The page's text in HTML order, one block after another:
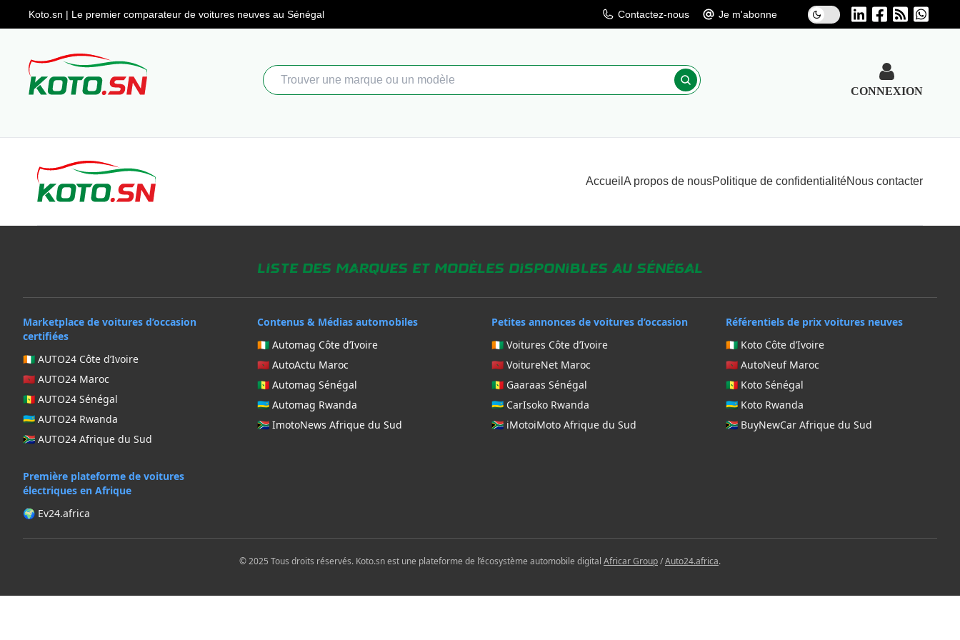
Koto.sn | Le premier comparateur de voitures neuves au Sénégal Contactez-nous Je m'abonne
CONNEXION
Accueil A propos de nousPolitique de confidentialitéNous contacter
Liste des marques et modèles disponibles au Sénégal
Marketplace de voitures d’occasion
certifiées
🇨🇮 AUTO24 Côte d’Ivoire
🇲🇦 AUTO24 Maroc
🇸🇳 AUTO24 Sénégal
🇷🇼 AUTO24 Rwanda
🇿🇦 AUTO24 Afrique du Sud
Contenus & Médias automobiles
🇨🇮 Automag Côte d’Ivoire
🇲🇦 AutoActu Maroc
🇸🇳 Automag Sénégal
🇷🇼 Automag Rwanda
🇿🇦 ImotoNews Afrique du Sud
Petites annonces de voitures d’occasion
🇨🇮 Voitures Côte d’Ivoire
🇲🇦 VoitureNet Maroc
🇸🇳 Gaaraas Sénégal
🇷🇼 CarIsoko Rwanda
🇿🇦 iMotoiMoto Afrique du Sud
Référentiels de prix voitures neuves
🇨🇮 Koto Côte d’Ivoire
🇲🇦 AutoNeuf Maroc
🇸🇳 Koto Sénégal
🇷🇼 Koto Rwanda
🇿🇦 BuyNewCar Afrique du Sud
Première plateforme de voitures
électriques en Afrique
🌍 Ev24.africa
© 2025 Tous droits réservés. Koto.sn est une plateforme de l’écosystème automobile digital Africar Group/Auto24.africa.